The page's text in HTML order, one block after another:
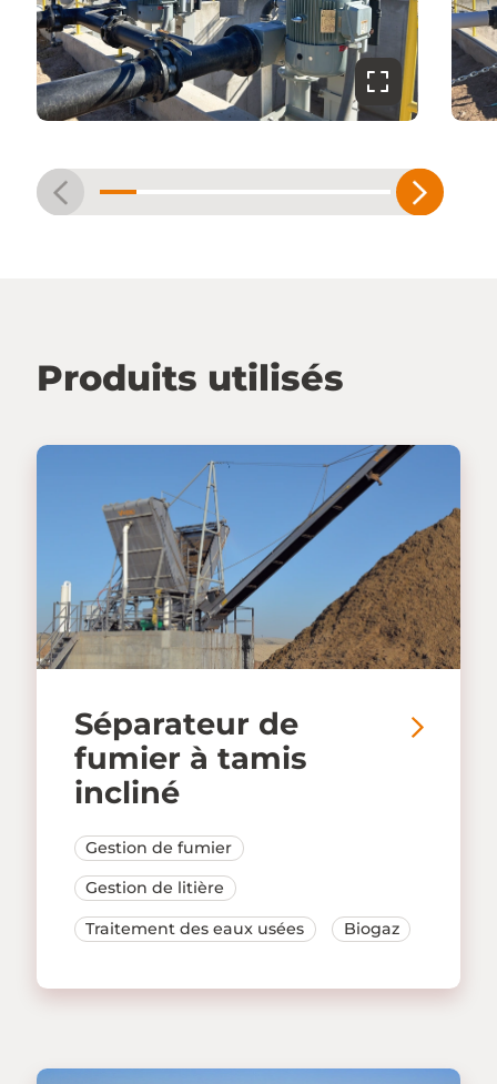
Produits utilisés
Séparateur de
fumier à tamis
incliné
Gestion de fumier
Gestion de litière
Traitement des eaux usées Biogaz